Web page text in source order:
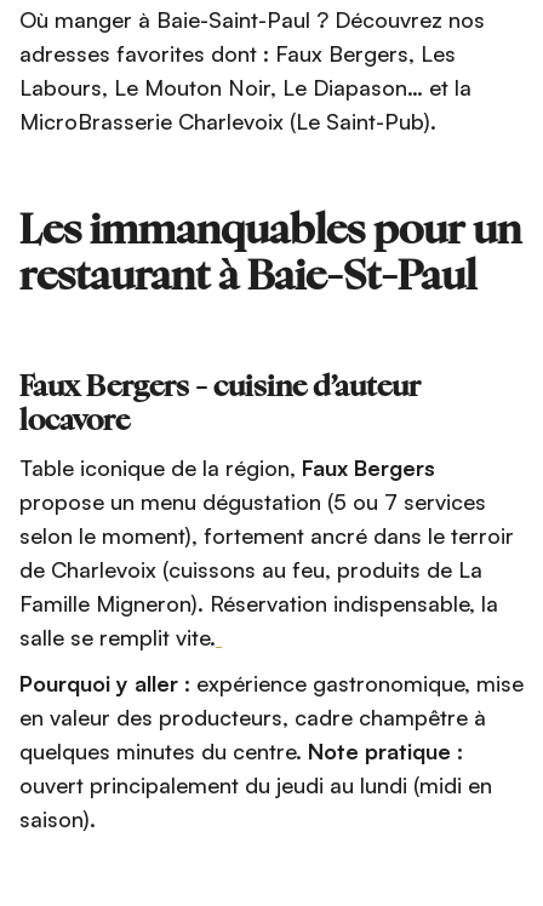
Où manger à Baie-Saint-Paul ? Découvrez nos
adresses favorites dont : Faux Bergers, Les
Labours, Le Mouton Noir, Le Diapason… et la
MicroBrasserie Charlevoix (Le Saint-Pub).
Les immanquables pour un
restaurant à Baie-St-Paul
Faux Bergers - cuisine d’auteur
locavore
Table iconique de la région, Faux Bergers
propose un menu dégustation (5 ou 7 services
selon le moment), fortement ancré dans le terroir
de Charlevoix (cuissons au feu, produits de La
Famille Migneron). Réservation indispensable, la
salle se remplit vite.
Pourquoi y aller : expérience gastronomique, mise
en valeur des producteurs, cadre champêtre à
quelques minutes du centre. Note pratique :
ouvert principalement du jeudi au lundi (midi en
saison).